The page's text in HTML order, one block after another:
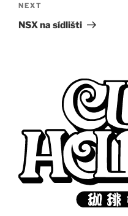
Next
Post
NEXT
NSX na sídlišti